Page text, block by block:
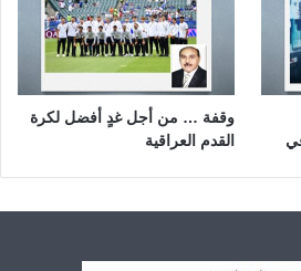
وقفة … من أجل غدٍ أفضل لكرة
القدم العراقية